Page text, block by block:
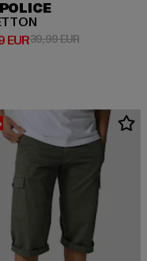
EURPreis: 25,99 EUR
39,99 EURAktionspreis: